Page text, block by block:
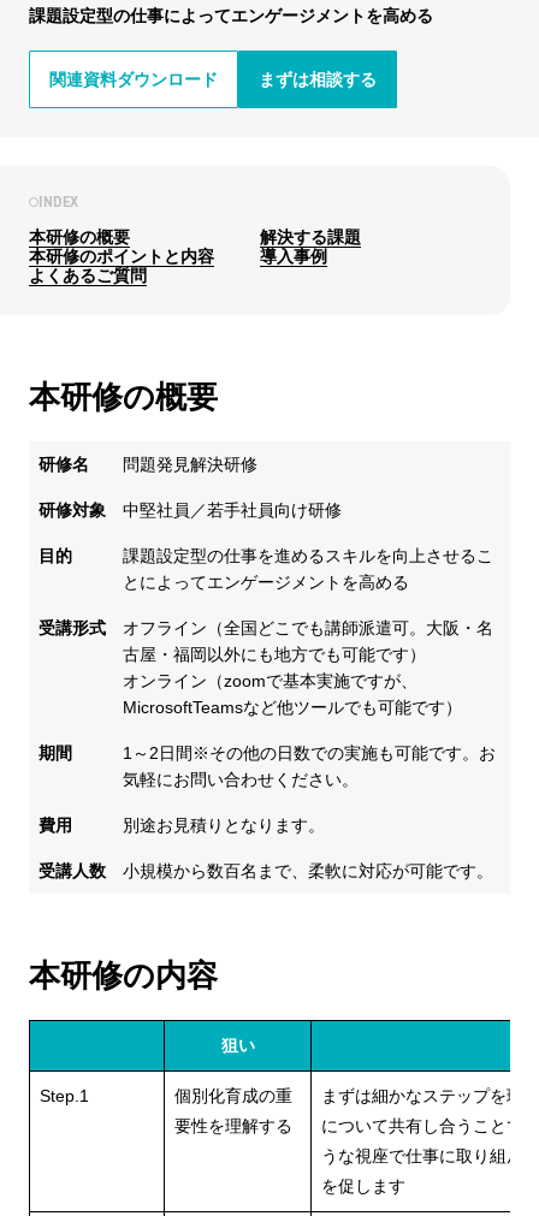
課題設定型の仕事によってエンゲージメントを高める
関連資料ダウンロード まずは相談する
INDEX
本研修の概要
解決する課題
本研修のポイントと内容
導入事例
よくあるご質問
本研修の概要
研修名 問題発見解決研修
研修対象 中堅社員／若手社員向け研修
目的
課題設定型の仕事を進めるスキルを向上させるこ
とによってエンゲージメントを高める
受講形式
オフライン（全国どこでも講師派遣可。大阪・名
古屋・福岡以外にも地方でも可能です）
オンライン（zoomで基本実施ですが、
MicrosoftTeamsなど他ツールでも可能です）
期間
1～2日間※その他の日数での実施も可能です。お
気軽にお問い合わせください。
費用 別途お見積りとなります。
受講人数 小規模から数百名まで、柔軟に対応が可能です。
本研修の内容
狙い
Step.1
個別化育成の重
要性を理解する
まずは細かなステップを理
について共有し合うことで
うな視座で仕事に取り組ん
を促します